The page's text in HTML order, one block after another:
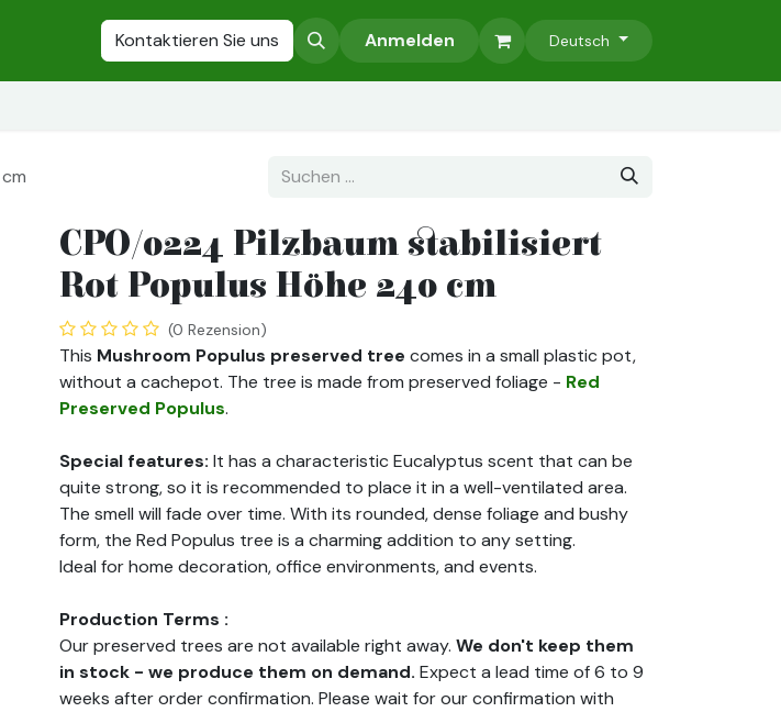
Stabilisierte Blumen Stabilisierte Bäume Zubehör Pflanzenwände aus
Kontaktieren Sie uns Anmelden Deutsch
CPO/0224 Pilzbaum stabilisiert
Rot Populus Höhe 240 cm
(0 Rezension)
This Mushroom Populus preserved tree comes in a small plastic pot,
without a cachepot. The tree is made from preserved foliage - Red
Preserved Populus.
Special features: It has a characteristic Eucalyptus scent that can be
quite strong, so it is recommended to place it in a well-ventilated area.
The smell will fade over time. With its rounded, dense foliage and bushy
form, the Red Populus tree is a charming addition to any setting.
Ideal for home decoration, office environments, and events.
Production Terms :
Our preserved trees are not available right away. We don't keep them
in stock - we produce them on demand. Expect a lead time of 6 to 9
weeks after order confirmation. Please wait for our confirmation with